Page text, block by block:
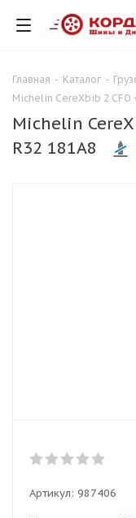
Главная - Каталог -
Michelin CereXbib 2 CFO
Michelin
R32 181A8
Артикул: 987406